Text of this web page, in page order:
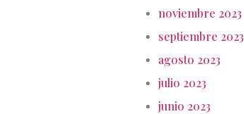
noviembre 2023
septiembre 2023
agosto 2023
julio 2023
junio 2023